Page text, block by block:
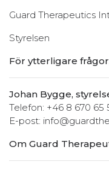
Guard Therapeutics
Styrelsen
För ytterligare
Johan Bygge,
Telefon: +46 8 670 65
E-post:
Om Guard